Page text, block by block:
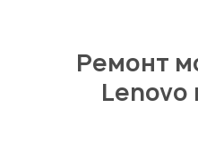
Ремонт
Lenovo